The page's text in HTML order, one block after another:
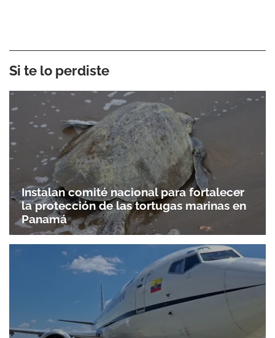
Si te lo perdiste
Instalan comité nacional para fortalecer
la protección de las tortugas marinas en
Panamá